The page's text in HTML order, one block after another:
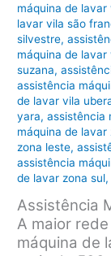
máquina de
lavar vila são
silvestre,
máquina de lavar
suzana,
assistência
de lavar vila
yara,assistência
máquina de
zona leste,
assistência
de lavar zona sul
Assistência
A maior
máquina de